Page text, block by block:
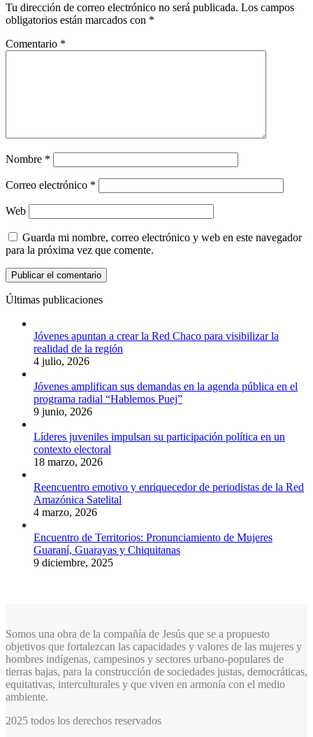
Tu dirección de correo electrónico no será publicada. Los campos
obligatorios están marcados con *
Comentario *
Nombre *
Correo electrónico *
Web
Guarda mi nombre, correo electrónico y web en este navegador
para la próxima vez que comente.
Últimas publicaciones
Jóvenes apuntan a crear la Red Chaco para visibilizar la
realidad de la región
4 julio, 2026
Jóvenes amplifican sus demandas en la agenda pública en el
programa radial “Hablemos Puej”
9 junio, 2026
Líderes juveniles impulsan su participación política en un
contexto electoral
18 marzo, 2026
Reencuentro emotivo y enriquecedor de periodistas de la Red
Amazónica Satelital
4 marzo, 2026
Encuentro de Territorios: Pronunciamiento de Mujeres
Guaraní, Guarayas y Chiquitanas
9 diciembre, 2025
Somos una obra de la compañía de Jesús que se a propuesto
objetivos que fortalezcan las capacidades y valores de las mujeres y
hombres indígenas, campesinos y sectores urbano-populares de
tierras bajas, para la construcción de sociedades justas, democráticas,
equitativas, interculturales y que viven en armonía con el medio
ambiente.
2025 todos los derechos reservados